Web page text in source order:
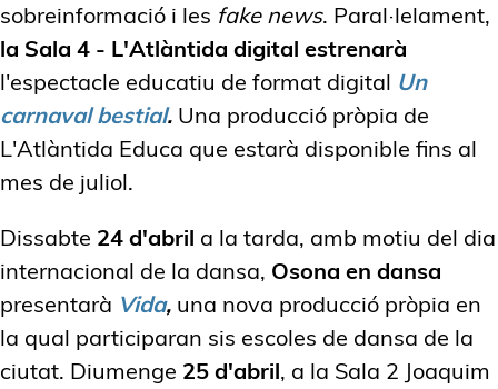
sobreinformació i les fake news. Paral·lelament,
la Sala 4 - L'Atlàntida digital estrenarà
l'espectacle educatiu de format digital Un
carnaval bestial. Una producció pròpia de
L'Atlàntida Educa que estarà disponible fins al
mes de juliol.
Dissabte 24 d'abril a la tarda, amb motiu del dia
internacional de la dansa, Osona en dansa
presentarà Vida, una nova producció pròpia en
la qual participaran sis escoles de dansa de la
ciutat. Diumenge 25 d'abril, a la Sala 2 Joaquim